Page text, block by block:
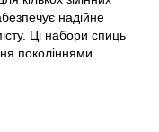
надійне
Ці набори спиць
поколіннями